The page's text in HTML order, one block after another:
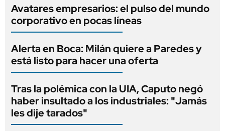
Avatares empresarios: el pulso del mundo
corporativo en pocas líneas
Alerta en Boca: Milán quiere a Paredes y
está listo para hacer una oferta
Tras la polémica con la UIA, Caputo negó
haber insultado a los industriales: "Jamás
les dije tarados"